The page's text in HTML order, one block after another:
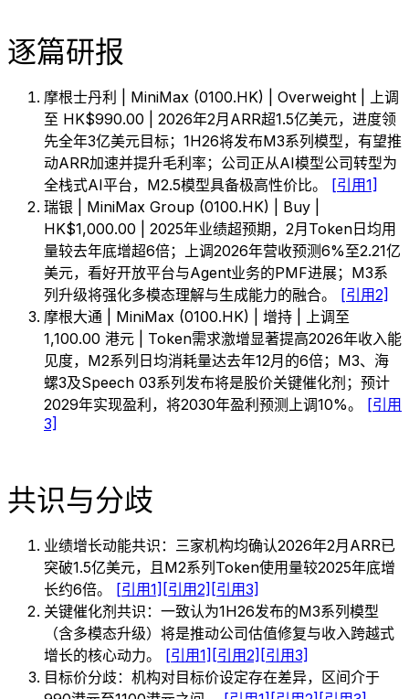
逐篇研报
摩根士丹利 | MiniMax (0100.HK) | Overweight | 上调
至 HK$990.00 | 2026年2月ARR超1.5亿美元，进度领
先全年3亿美元目标；1H26将发布M3系列模型，有望推
动ARR加速并提升毛利率；公司正从AI模型公司转型为
全栈式AI平台，M2.5模型具备极高性价比。 [引用1]
瑞银 | MiniMax Group (0100.HK) | Buy |
HK$1,000.00 | 2025年业绩超预期，2月Token日均用
量较去年底增超6倍；上调2026年营收预测6%至2.21亿
美元，看好开放平台与Agent业务的PMF进展；M3系
列升级将强化多模态理解与生成能力的融合。 [引用2]
摩根大通 | MiniMax (0100.HK) | 增持 | 上调至
1,100.00 港元 | Token需求激增显著提高2026年收入能
见度，M2系列日均消耗量达去年12月的6倍；M3、海
螺3及Speech 03系列发布将是股价关键催化剂；预计
2029年实现盈利，将2030年盈利预测上调10%。 [引用
3]
共识与分歧
业绩增长动能共识：三家机构均确认2026年2月ARR已
突破1.5亿美元，且M2系列Token使用量较2025年底增
长约6倍。 [引用1] [引用2] [引用3]
关键催化剂共识：一致认为1H26发布的M3系列模型
（含多模态升级）将是推动公司估值修复与收入跨越式
增长的核心动力。 [引用1] [引用2] [引用3]
目标价分歧：机构对目标价设定存在差异，区间介于